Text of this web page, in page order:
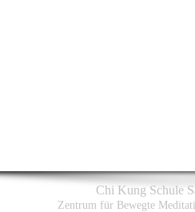
Chi Kung Schule
Zentrum für Bewegte